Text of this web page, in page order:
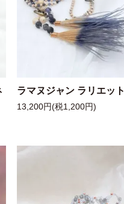
ラマヌジャン ラリエット
13,200円(税1,200円)